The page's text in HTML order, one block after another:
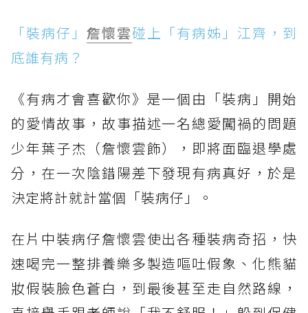
「裝病仔」 詹懷雲碰上「有病姊」江齊，到
底誰有病？
《有病才會喜歡你》是一個由「裝病」開始
的愛情故事，故事描述一名總愛闖禍的問題
少年葉子杰（詹懷雲飾），即將面臨退學處
分，在一次陰錯陽差下發現有病真好，於是
決定將計就計當個「裝病仔」。
在片中裝病仔詹懷雲使出各種裝病奇招，快
速喝完一整排養樂多製造嘔吐假象、化熊貓
妝假裝臉色蒼白，到最後甚至走自然路線，